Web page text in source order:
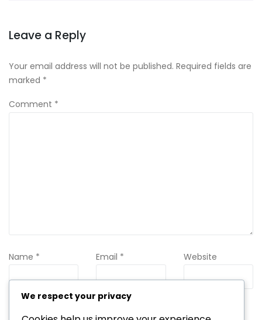
Leave a Reply
Your email address will not be published. Required fields are
marked *
Comment *
Name * Email * Website
We respect your privacy